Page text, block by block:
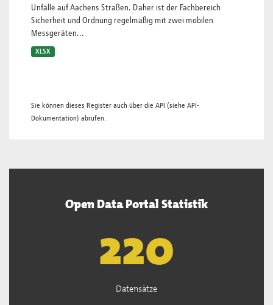
Unfälle auf Aachens Straßen. Daher ist der Fachbereich
Sicherheit und Ordnung regelmäßig mit zwei mobilen
Messgeräten...
XLSX
Sie können dieses Register auch über die API (siehe API-
Dokumentation) abrufen.
Open Data Portal Statistik
222
Datensätze